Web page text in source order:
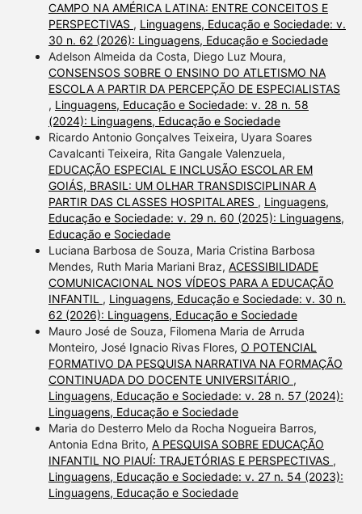
CAMPO NA AMÉRICA LATINA: ENTRE CONCEITOS E
PERSPECTIVAS , Linguagens, Educação e Sociedade: v.
30 n. 62 (2026): Linguagens, Educação e Sociedade
Adelson Almeida da Costa, Diego Luz Moura,
CONSENSOS SOBRE O ENSINO DO ATLETISMO NA
ESCOLA A PARTIR DA PERCEPÇÃO DE ESPECIALISTAS
, Linguagens, Educação e Sociedade: v. 28 n. 58
(2024): Linguagens, Educação e Sociedade
Ricardo Antonio Gonçalves Teixeira, Uyara Soares
Cavalcanti Teixeira, Rita Gangale Valenzuela,
EDUCAÇÃO ESPECIAL E INCLUSÃO ESCOLAR EM
GOIÁS, BRASIL: UM OLHAR TRANSDISCIPLINAR A
PARTIR DAS CLASSES HOSPITALARES , Linguagens,
Educação e Sociedade: v. 29 n. 60 (2025): Linguagens,
Educação e Sociedade
Luciana Barbosa de Souza, Maria Cristina Barbosa
Mendes, Ruth Maria Mariani Braz, ACESSIBILIDADE
COMUNICACIONAL NOS VÍDEOS PARA A EDUCAÇÃO
INFANTIL , Linguagens, Educação e Sociedade: v. 30 n.
62 (2026): Linguagens, Educação e Sociedade
Mauro José de Souza, Filomena Maria de Arruda
Monteiro, José Ignacio Rivas Flores, O POTENCIAL
FORMATIVO DA PESQUISA NARRATIVA NA FORMAÇÃO
CONTINUADA DO DOCENTE UNIVERSITÁRIO ,
Linguagens, Educação e Sociedade: v. 28 n. 57 (2024):
Linguagens, Educação e Sociedade
Maria do Desterro Melo da Rocha Nogueira Barros,
Antonia Edna Brito, A PESQUISA SOBRE EDUCAÇÃO
INFANTIL NO PIAUÍ: TRAJETÓRIAS E PERSPECTIVAS ,
Linguagens, Educação e Sociedade: v. 27 n. 54 (2023):
Linguagens, Educação e Sociedade